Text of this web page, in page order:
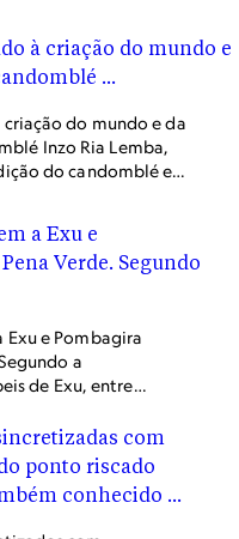
do mundo e da
Inzo Ria Lemba,
do candomblé e
a Oxalá.
Exu e Pombagira
a
de Exu, entre
entidade mais
portanto, reflete